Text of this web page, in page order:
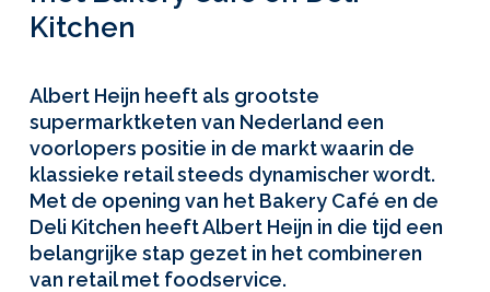
Kitchen
Albert Heijn heeft als grootste
supermarktketen van Nederland een
voorlopers positie in de markt waarin de
klassieke retail steeds dynamischer wordt.
Met de opening van het Bakery Café en de
Deli Kitchen heeft Albert Heijn in die tijd een
belangrijke stap gezet in het combineren
van retail met foodservice.